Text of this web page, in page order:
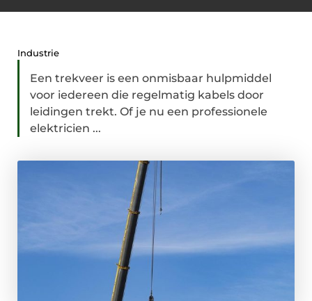
Industrie
Een trekveer is een onmisbaar hulpmiddel
voor iedereen die regelmatig kabels door
leidingen trekt. Of je nu een professionele
elektricien ...